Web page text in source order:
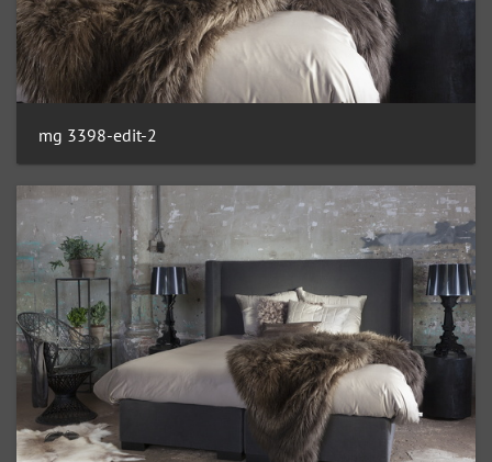
mg 3398-edit-2